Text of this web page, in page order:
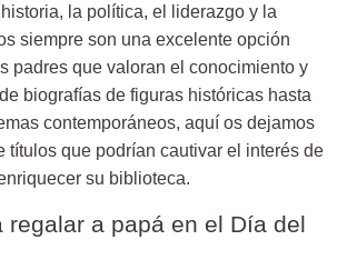
la política, el liderazgo y la
siempre son una excelente opción
padres que valoran el conocimiento y
biografías de figuras históricas hasta
contemporáneos, aquí os dejamos
títulos que podrían cautivar el interés de
su biblioteca.
regalar a papá en el Día del